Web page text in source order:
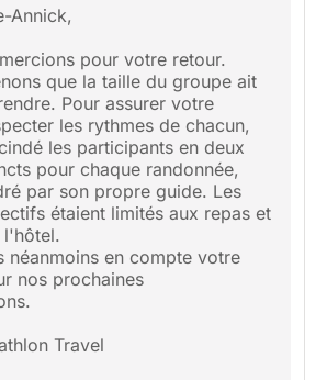
Annick,
pour votre retour.
que la taille du groupe ait
Pour assurer votre
les rythmes de chacun,
les participants en deux
pour chaque randonnée,
par son propre guide. Les
étaient limités aux repas et
l'hôtel.
néanmoins en compte votre
nos prochaines
Travel